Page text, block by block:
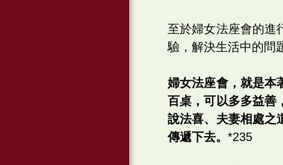
至於婦女法座會的進
驗，解決生活中的問
婦女法座會，就是本
百桌，可以多多益善
說法喜、夫妻相處之
傳遞下去。 *235